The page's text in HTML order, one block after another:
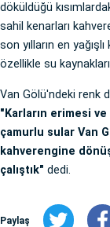
döküldüğü
sahil kenarları
son yılların en
özellikle su
Van Gölü'ndeki renk
"Karların erimesi
çamurlu sular Van
kahverengine
çalıştık" dedi.
Paylaş